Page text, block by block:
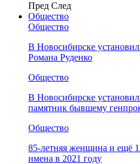
Пред След
Общество
Общество
В Новосибирске
Романа Руденко
Общество
В Новосибирске
памятник бывшему
Общество
85-летняя женщина и ещё
имена в 2021 году